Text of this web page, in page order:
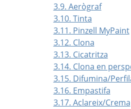
3.9. Aerògraf
3.10. Tinta
3.11. Pinzell MyPaint
3.12. Clona
3.13. Cicatritza
3.14. Clona en
3.15. Difumina/
3.16. Empastifa
3.17. Aclareix/Crema